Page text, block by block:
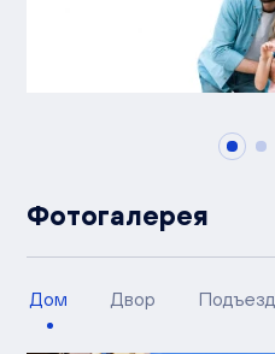
Фотогалерея
Дом Двор Подъезд